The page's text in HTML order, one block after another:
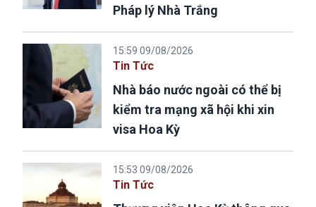
Pháp lý Nhà Trắng
15:59 09/08/2026
Tin Tức
Nhà báo nước ngoài có thể bị
kiểm tra mạng xã hội khi xin
visa Hoa Kỳ
15:53 09/08/2026
Tin Tức